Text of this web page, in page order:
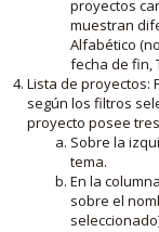
proyectos
muestran
Alfabético
fecha de fin,
Lista de proyectos:
según los filtros
proyecto posee
Sobre la
tema.
En la
sobre el